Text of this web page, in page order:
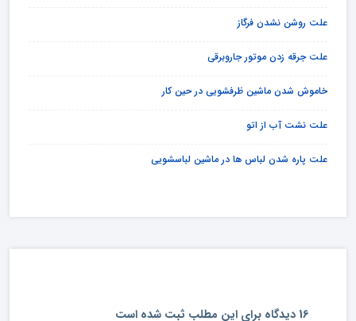
علت روشن نشدن فرگاز
علت جرقه زدن موتور جاروبرقی
خاموش شدن ماشین ظرفشویی در حین کار
علت نشت آب از اتو
علت پاره شدن لباس ها در ماشین لباسشویی
16 دیدگاه برای این مطلب ثبت شده است